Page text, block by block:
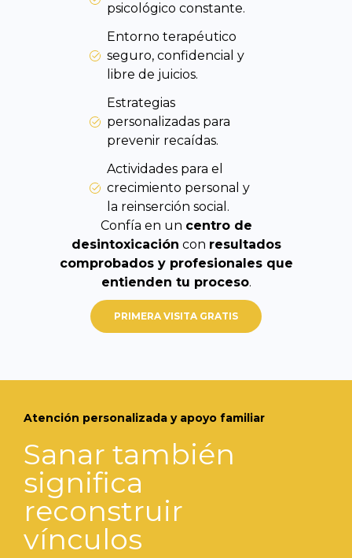
psicológico constante.
Entorno terapéutico
seguro, confidencial y
libre de juicios.
Estrategias
personalizadas para
prevenir recaídas.
Actividades para el
crecimiento personal y
la reinserción social.
Confía en un centro de
desintoxicación con resultados
comprobados y profesionales que
entienden tu proceso.
PRIMERA VISITA GRATIS
Atención personalizada y apoyo familiar
Sanar también
significa
reconstruir
vínculos